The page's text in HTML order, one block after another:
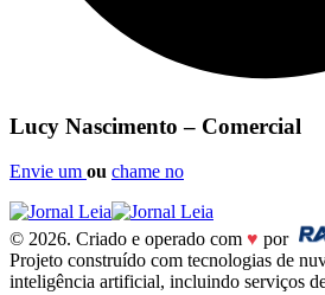
Lucy Nascimento – Comercial
Envie um ou chame no
© 2026. Criado e operado com ♥ por
Projeto construído com tecnologias de
inteligência artificial, incluindo serviços